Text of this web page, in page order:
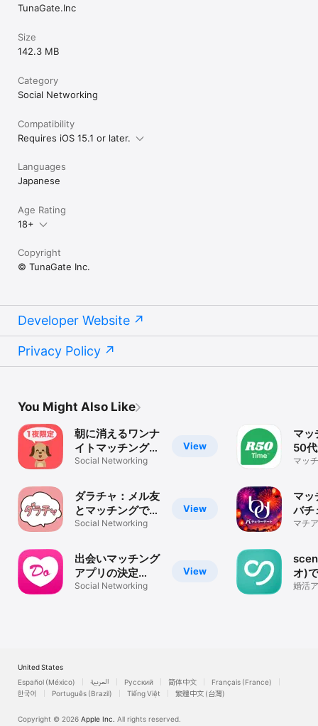
TunaGate.Inc
Size
142.3 MB
Category
Social Networking
Compatibility
Requires iOS 15.1 or later.
Languages
Japanese
Age Rating
18+
Copyright
© TunaGate Inc.
Developer Website
Privacy Policy
You Might Also Like
View
朝に消えるワンナ
イトマッチングチ
ャット - チャット
Social Networking
View
ダラチャ：メル友
とマッチングでき
る暇トークアプリ
Social Networking
View
出会いマッチング
アプリの決定
版！！どきゅーん
Social Networking
マッ
50
ナー
マッ
マッ
バチ
ト-
マチ
オ)
出会
婚活
United States
Español (México)
العربية Русский 简体中文
Français (France)
한국어
Português (Brazil) Tiếng Việt 繁體中文 (台灣)
Copyright © 2026 Apple Inc. All rights reserved.